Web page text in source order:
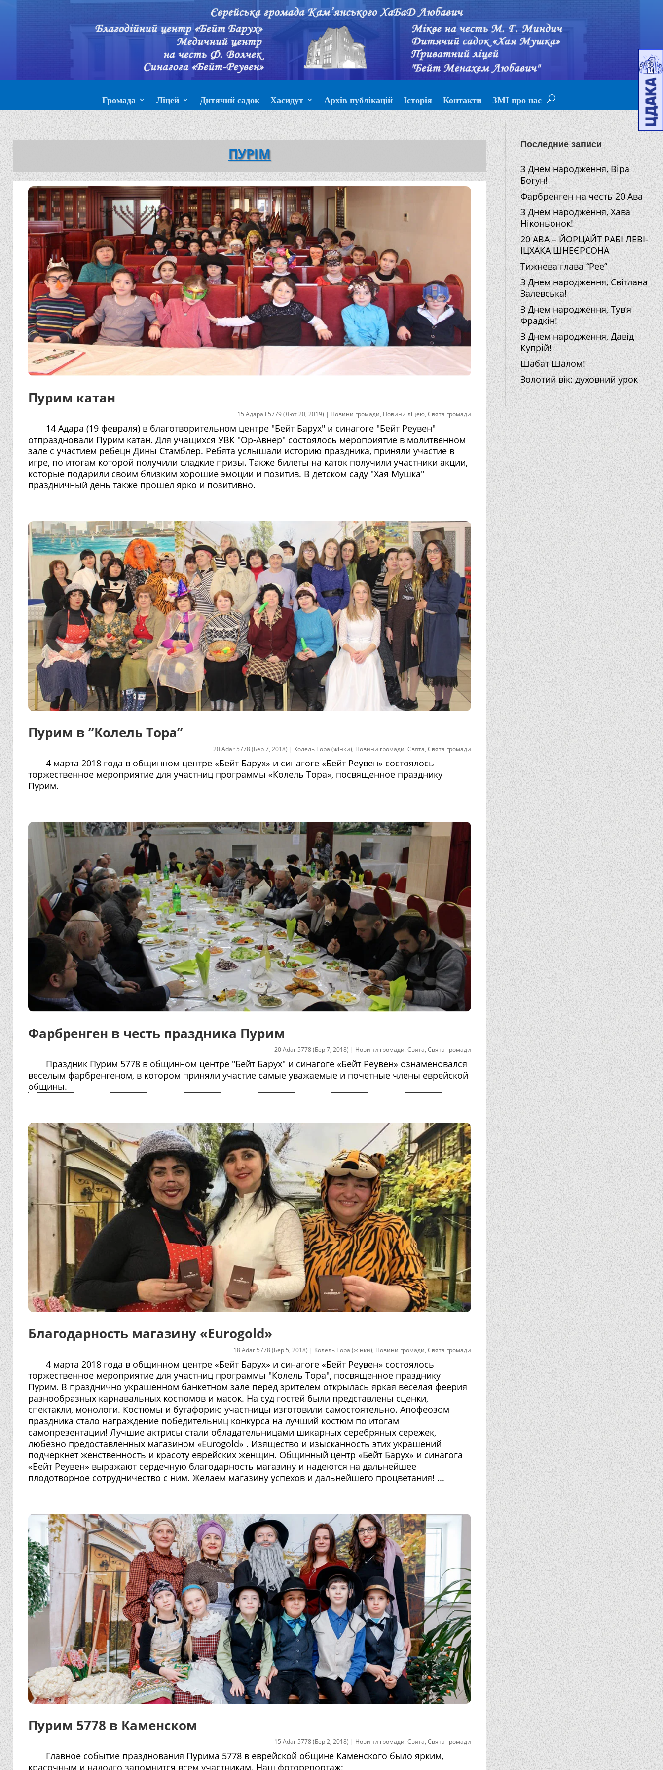
Громада Ліцей Дитячий садок Хасидут Архів публікацій Історія Контакти ЗМІ про нас
ПУРІМ
Пурим катан
15 Адара I 5779 (Лют 20, 2019) | Новини громади, Новини ліцею, Свята громади
14 Адара (19 февраля) в благотворительном центре "Бейт Барух" и синагоге "Бейт Реувен"
отпраздновали Пурим катан. Для учащихся УВК "Ор-Авнер" состоялось мероприятие в молитвенном
зале с участием ребецн Дины Стамблер. Ребята услышали историю праздника, приняли участие в
игре, по итогам которой получили сладкие призы. Также билеты на каток получили участники акции,
которые подарили своим близким хорошие эмоции и позитив. В детском саду "Хая Мушка"
праздничный день также прошел ярко и позитивно.
Пурим в “Колель Тора”
20 Adar 5778 (Бер 7, 2018) | Колель Тора (жінки), Новини громади, Свята, Свята громади
4 марта 2018 года в общинном центре «Бейт Барух» и синагоге «Бейт Реувен» состоялось
торжественное мероприятие для участниц программы «Колель Тора», посвященное празднику
Пурим.
Фарбренген в честь праздника Пурим
20 Adar 5778 (Бер 7, 2018) | Новини громади, Свята, Свята громади
Праздник Пурим 5778 в общинном центре "Бейт Барух" и синагоге «Бейт Реувен» ознаменовался
веселым фарбренгеном, в котором приняли участие самые уважаемые и почетные члены еврейской
общины.
Благодарность магазину «Eurogold»
18 Adar 5778 (Бер 5, 2018) | Колель Тора (жінки), Новини громади, Свята громади
4 марта 2018 года в общинном центре «Бейт Барух» и синагоге «Бейт Реувен» состоялось
торжественное мероприятие для участниц программы "Колель Тора", посвященное празднику
Пурим. В празднично украшенном банкетном зале перед зрителем открылась яркая веселая феерия
разнообразных карнавальных костюмов и масок. На суд гостей были представлены сценки,
спектакли, монологи. Костюмы и бутафорию участницы изготовили самостоятельно. Апофеозом
праздника стало награждение победительниц конкурса на лучший костюм по итогам
самопрезентации! Лучшие актрисы стали обладательницами шикарных серебряных сережек,
любезно предоставленных магазином «Eurogold» . Изящество и изысканность этих украшений
подчеркнет женственность и красоту еврейских женщин. Общинный центр «Бейт Барух» и синагога
«Бейт Реувен» выражают сердечную благодарность магазину и надеются на дальнейшее
плодотворное сотрудничество с ним. Желаем магазину успехов и дальнейшего процветания! ...
Пурим 5778 в Каменском
15 Adar 5778 (Бер 2, 2018) | Новини громади, Свята, Свята громади
Главное событие празднования Пурима 5778 в еврейской общине Каменского было ярким,
красочным и надолго запомнится всем участникам. Наш фоторепортаж:
Последние записи
З Днем народження, Віра
Богун!
Фарбренген на честь 20 Ава
З Днем народження, Хава
Ніконьонок!
20 АВА – ЙОРЦАЙТ РАБІ ЛЕВІ-
ІЦХАКА ШНЕЄРСОНА
Тижнева глава “Рее”
З Днем народження, Світлана
Залевська!
З Днем народження, Тув’я
Фрадкін!
З Днем народження, Давід
Купрій!
Шабат Шалом!
Золотий вік: духовний урок